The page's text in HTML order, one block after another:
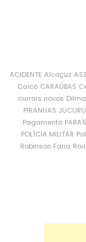
ACIDENTE Alcaçuz
Caicó CARAÚBAS
currais novos Dilma
PIRANHAS
Pagamento
POLÍCIA MILITAR
Robinson Faria